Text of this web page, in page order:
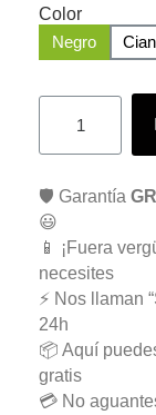
Color
Negro
Cian
🛡️ Garantía
😃
📱 ¡Fuera
necesites
⚡ Nos llaman
24h
📦 Aquí
gratis
💳 No